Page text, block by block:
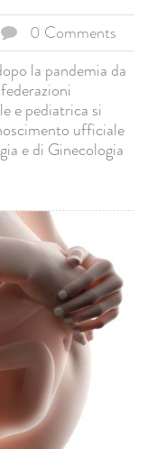
0 Comments
la pandemia da
e pediatrica si
ufficiale
e di Ginecologia